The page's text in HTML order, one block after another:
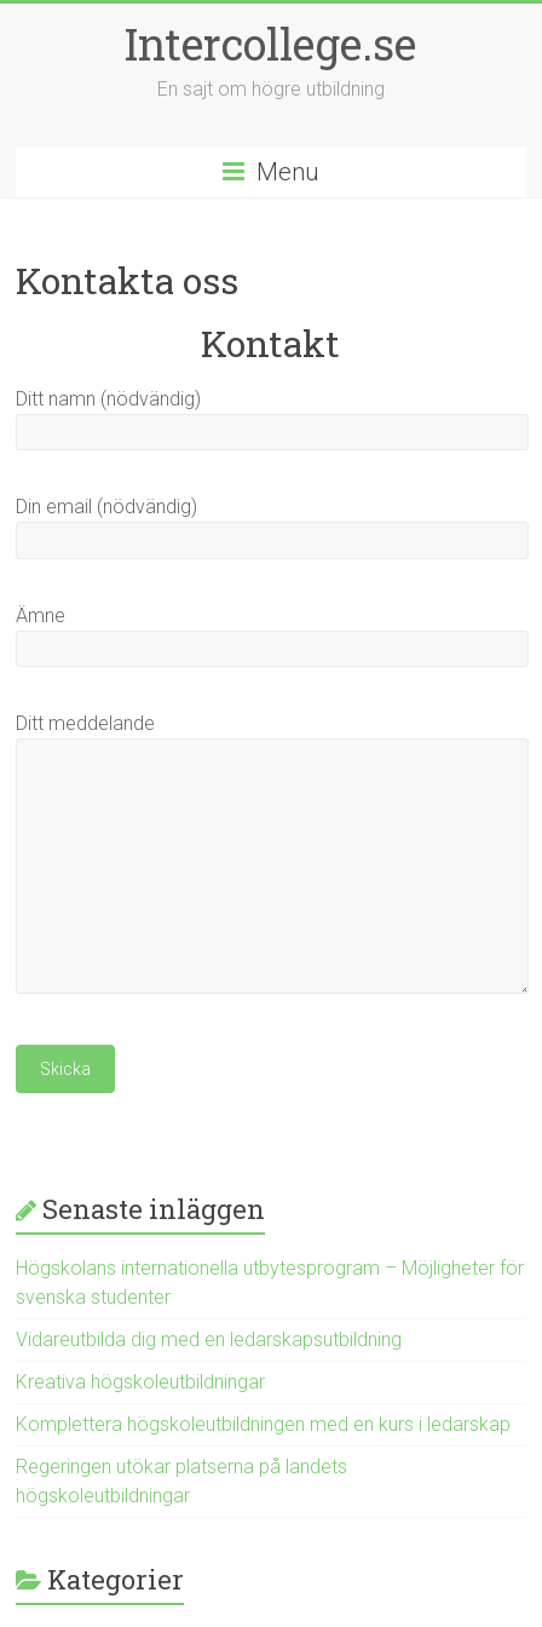
Intercollege.se
En sajt om högre utbildning
Menu
Kontakta oss
Kontakt
Ditt namn (nödvändig)
Din email (nödvändig)
Ämne
Ditt meddelande
Senaste inläggen
Högskolans internationella utbytesprogram – Möjligheter för
svenska studenter
Vidareutbilda dig med en ledarskapsutbildning
Kreativa högskoleutbildningar
Komplettera högskoleutbildningen med en kurs i ledarskap
Regeringen utökar platserna på landets
högskoleutbildningar
Kategorier